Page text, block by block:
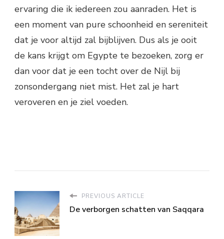
ervaring die ik iedereen zou aanraden. Het is
een moment van pure schoonheid en sereniteit
dat je voor altijd zal bijblijven. Dus als je ooit
de kans krijgt om Egypte te bezoeken, zorg er
dan voor dat je een tocht over de Nijl bij
zonsondergang niet mist. Het zal je hart
veroveren en je ziel voeden.
PREVIOUS ARTICLE
De verborgen schatten van Saqqara